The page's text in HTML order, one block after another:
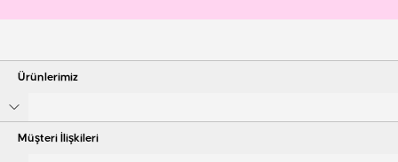
Ürünlerimiz
Müşteri İlişkileri